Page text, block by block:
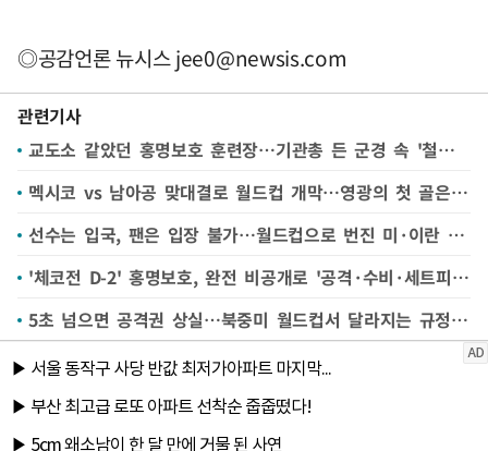
◎공감언론 뉴시스jee0@newsis.com
관련기사
교도소 같았던 홍명보호 훈련장…기관총 든 군경 속 '철통 보안'
멕시코 vs 남아공 맞대결로 월드컵 개막…영광의 첫 골은 누구
선수는 입국, 팬은 입장 불가…월드컵으로 번진 미·이란 전쟁
'체코전 D-2' 홍명보호, 완전 비공개로 '공격·수비·세트피스' 훈련
5초 넘으면 공격권 상실…북중미 월드컵서 달라지는 규정은?